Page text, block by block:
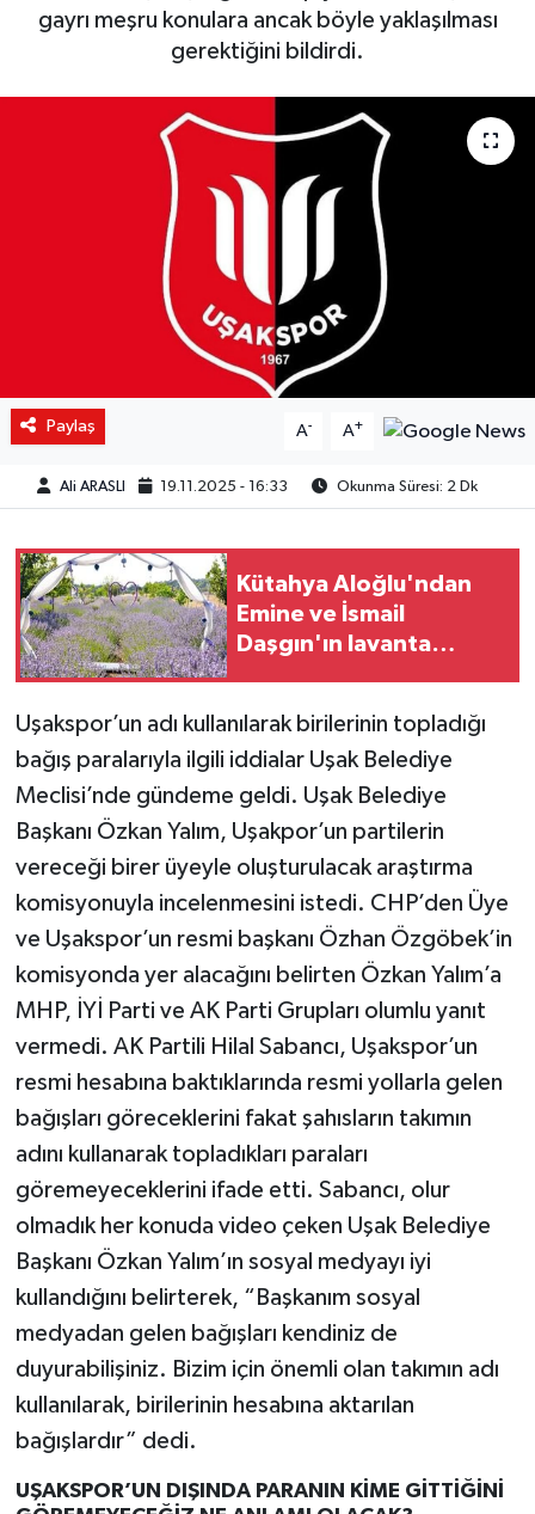
gayrı meşru konulara ancak böyle yaklaşılması
gerektiğini bildirdi.
Paylaş A- A+
Ali ARASLI 19.11.2025 - 16:33 Okunma Süresi: 2 Dk
Kütahya Aloğlu'ndan
Emine ve İsmail
Daşgın'ın lavanta
Uşakspor’un adı kullanılarak birilerinin topladığı
bağış paralarıyla ilgili iddialar Uşak Belediye
Meclisi’nde gündeme geldi. Uşak Belediye
Başkanı Özkan Yalım, Uşakpor’un partilerin
vereceği birer üyeyle oluşturulacak araştırma
komisyonuyla incelenmesini istedi. CHP’den Üye
ve Uşakspor’un resmi başkanı Özhan Özgöbek’in
komisyonda yer alacağını belirten Özkan Yalım’a
MHP, İYİ Parti ve AK Parti Grupları olumlu yanıt
vermedi. AK Partili Hilal Sabancı, Uşakspor’un
resmi hesabına baktıklarında resmi yollarla gelen
bağışları göreceklerini fakat şahısların takımın
adını kullanarak topladıkları paraları
göremeyeceklerini ifade etti. Sabancı, olur
olmadık her konuda video çeken Uşak Belediye
Başkanı Özkan Yalım’ın sosyal medyayı iyi
kullandığını belirterek, “Başkanım sosyal
medyadan gelen bağışları kendiniz de
duyurabilişiniz. Bizim için önemli olan takımın adı
kullanılarak, birilerinin hesabına aktarılan
bağışlardır” dedi.
UŞAKSPOR’UN DIŞINDA PARANIN KİME GİTTİĞİNİ